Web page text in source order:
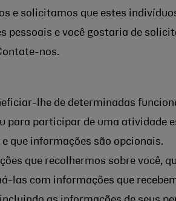
e solicitamos que estes
pessoais e você gostaria de
nos.
lhe de determinadas
para participar de uma atividade
que informações são opcionais.
que recolhermos sobre você,
las com informações que